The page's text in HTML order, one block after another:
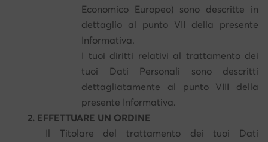
Economico Europeo) sono descritte in
dettaglio al punto VII della presente
Informativa.
I tuoi diritti relativi al trattamento dei
tuoi Dati Personali sono descritti
dettagliatamente al punto VIII della
presente Informativa.
2. EFFETTUARE UN ORDINE
Il Titolare del trattamento dei tuoi Dati